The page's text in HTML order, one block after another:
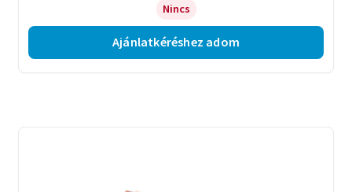
Nincs
Ajánlatkéréshez adom